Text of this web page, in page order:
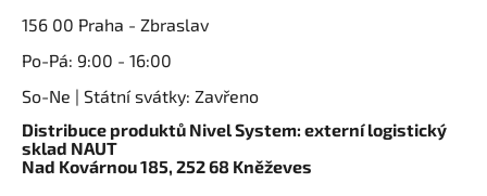
156 00 Praha - Zbraslav
Po-Pá: 9:00 - 16:00
So-Ne | Státní svátky: Zavřeno
Distribuce produktů Nivel System: externí logistický
sklad NAUT
Nad Kovárnou 185, 252 68 Kněževes